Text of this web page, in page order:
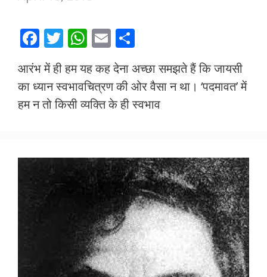
F
ac
e
b
o
k
T
itt
er
W
at
s
A
p
E
m
ai
l
ar
e
आरंभ में ही हम यह कह देना अच्छा समझते हैं कि जायसी
का ध्यान स्वभावचित्रण की ओर वैसा न था। ‘पदमावत’ में
हम न तो किसी व्यक्ति के ही स्वभाव